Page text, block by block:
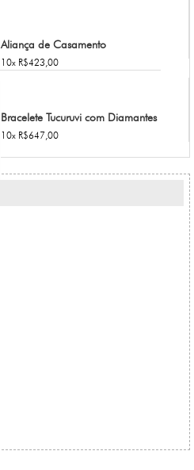
Aliança de Casamento
10x R$423,00
Bracelete Tucuruvi com Diamantes
10x R$647,00